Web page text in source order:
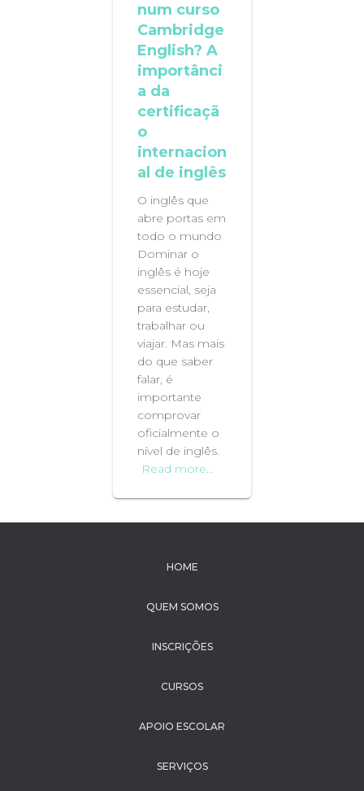
num curso
Cambridge
English? A
importânci
a da
certificaçã
o
internacion
al de inglês
O inglês que
abre portas em
todo o mundo
Dominar o
inglês é hoje
essencial, seja
para estudar,
trabalhar ou
viajar. Mas mais
do que saber
falar, é
importante
comprovar
oficialmente o
nível de inglês.
Read more…
HOME
QUEM SOMOS
INSCRIÇÕES
CURSOS
APOIO ESCOLAR
SERVIÇOS